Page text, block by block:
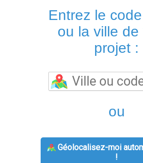
Entrez le
ou la ville de
projet :
ou
Géolocalisez-moi
!